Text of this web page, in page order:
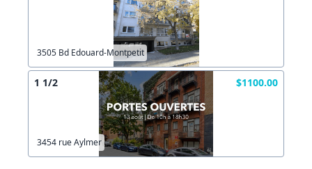
3505 Bd Edouard-Montpetit
1 1/2 $1100.00
3454 rue Aylmer